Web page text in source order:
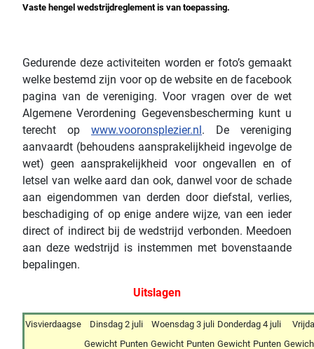
Vaste hengel wedstrijdreglement is van toepassing.
Gedurende deze activiteiten worden er foto’s gemaakt
welke bestemd zijn voor op de website en de facebook
pagina van de vereniging. Voor vragen over de wet
Algemene Verordening Gegevensbescherming kunt u
terecht op www.vooronsplezier.nl. De vereniging
aanvaardt (behoudens aansprakelijkheid ingevolge de
wet) geen aansprakelijkheid voor ongevallen en of
letsel van welke aard dan ook, danwel voor de schade
aan eigendommen van derden door diefstal, verlies,
beschadiging of op enige andere wijze, van een ieder
direct of indirect bij de wedstrijd verbonden. Meedoen
aan deze wedstrijd is instemmen met bovenstaande
bepalingen.
Uitslagen
Visvierdaagse Dinsdag 2 juli Woensdag 3 juli Donderdag 4 juli
Gewicht Punten Gewicht Punten Gewicht Punten